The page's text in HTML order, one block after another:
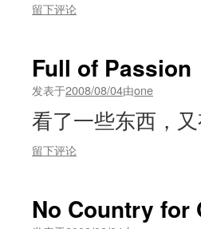
留下评论
Full of Passion
发表于2008/08/04由one
看了一些东西，又
留下评论
No Country for